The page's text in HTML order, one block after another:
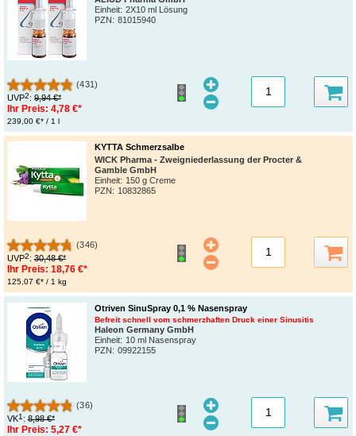
Einheit: 2X10 ml Lösung
PZN: 81015940
(431)
UVP2: 9,94 €*
Ihr Preis: 4,78 €*
239,00 €* / 1 l
KYTTA Schmerzsalbe
WICK Pharma - Zweigniederlassung der Procter &
Gamble GmbH
Einheit: 150 g Creme
PZN: 10832865
(346)
UVP2: 30,48 €*
Ihr Preis: 18,76 €*
125,07 €* / 1 kg
Otriven SinuSpray 0,1 % Nasenspray
Befreit schnell vom schmerzhaften Druck einer Sinusitis
Haleon Germany GmbH
Einheit: 10 ml Nasenspray
PZN: 09922155
(36)
VK1: 8,98 €*
Ihr Preis: 5,27 €*